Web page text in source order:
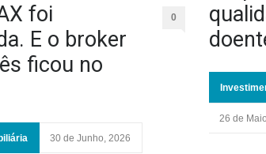
foi
E o broker
ficou no
0
30 de Junho, 2026
26 de